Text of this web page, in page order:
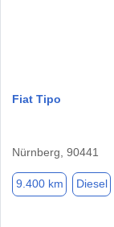
Fiat Tipo
Nürnberg, 90441
9.400 km Diesel